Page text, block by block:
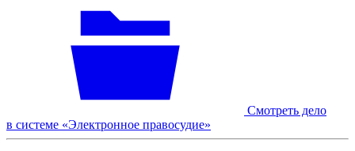
Смотреть дело
в системе «Электронное правосудие»